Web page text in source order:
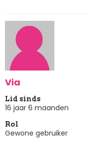
Via
Lid sinds
16 jaar 6 maanden
Rol
Gewone gebruiker